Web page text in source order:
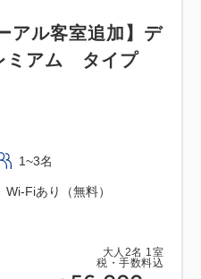
大人 2名 1室
税・手数料込
アル客室追加】デ
ミアム タイプ
1~3名
Wi-Fiあり（無料）